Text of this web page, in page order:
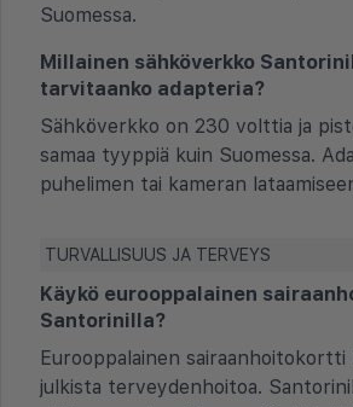
Suomessa.
Millainen sähköverkko
tarvitaanko adapteria?
Sähköverkko on 230 volttia ja
samaa tyyppiä kuin Suomessa.
puhelimen tai kameran
TURVALLISUUS JA TERVEYS
Käykö eurooppalainen
Santorinilla?
Eurooppalainen sairaanhoitokortti
julkista terveydenhoitoa.